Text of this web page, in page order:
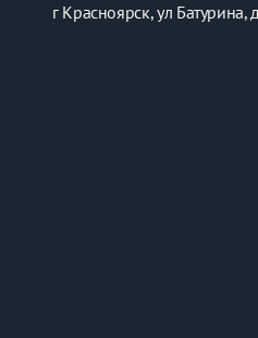
г Красноярск, ул Батурина,